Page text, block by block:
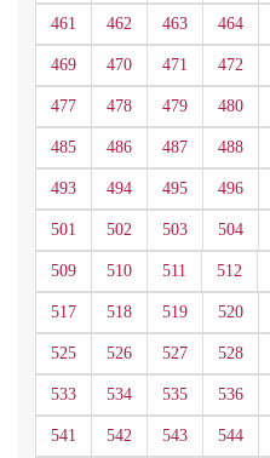
461 462 463 464
469 470 471 472
477 478 479 480
485 486 487 488
493 494 495 496
501 502 503 504
509 510 511 512
517 518 519 520
525 526 527 528
533 534 535 536
541 542 543 544